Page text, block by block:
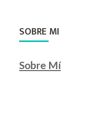
SOBRE MI
Sobre Mí